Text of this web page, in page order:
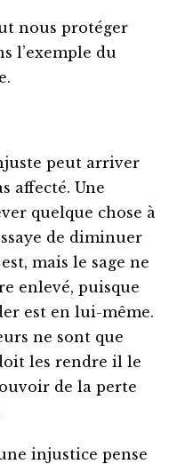
nous protéger
l’exemple du
peut arriver
affecté. Une
quelque chose à
de diminuer
mais le sage ne
enlevé, puisque
est en lui-même.
ne sont que
les rendre il le
de la perte
injustice pense